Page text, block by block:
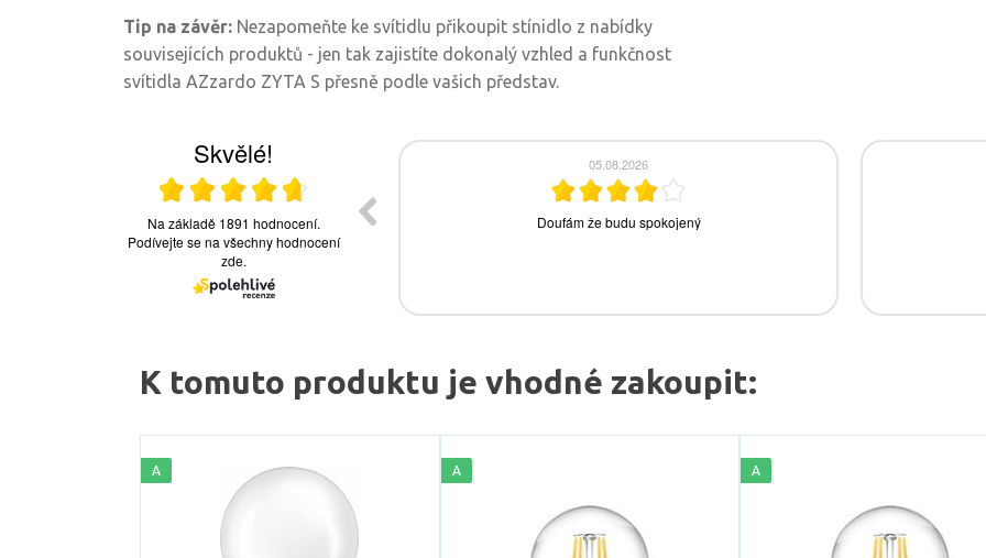
Tip na závěr: Nezapomeňte ke svítidlu přikoupit stínidlo z nabídky
souvisejících produktů - jen tak zajistíte dokonalý vzhled a funkčnost
svítidla AZzardo ZYTA S přesně podle vašich představ.
K tomuto produktu je vhodné zakoupit:
A A A